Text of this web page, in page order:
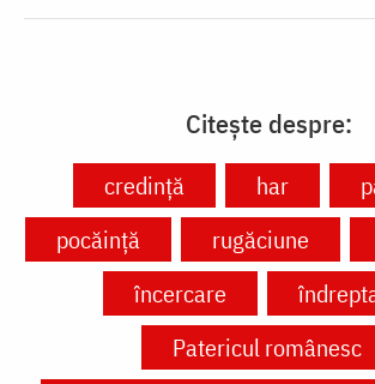
Citește despre:
credință har
pocăință
rugăciune
încercare
Patericul românesc